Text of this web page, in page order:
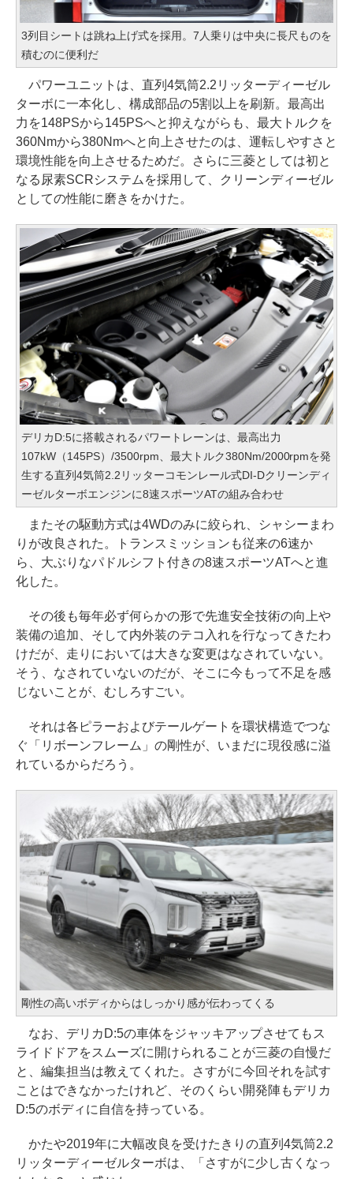
3列目シートは跳ね上げ式を採用。7人乗りは中央に長尺ものを
積むのに便利だ
パワーユニットは、直列4気筒2.2リッターディーゼル
ターボに一本化し、構成部品の5割以上を刷新。最高出
力を148PSから145PSへと抑えながらも、最大トルクを
360Nmから380Nmへと向上させたのは、運転しやすさと
環境性能を向上させるためだ。さらに三菱としては初と
なる尿素SCRシステムを採用して、クリーンディーゼル
としての性能に磨きをかけた。
デリカD:5に搭載されるパワートレーンは、最高出力
107kW（145PS）/3500rpm、最大トルク380Nm/2000rpmを発
生する直列4気筒2.2リッターコモンレール式DI-Dクリーンディ
ーゼルターボエンジンに8速スポーツATの組み合わせ
またその駆動方式は4WDのみに絞られ、シャシーまわ
りが改良された。トランスミッションも従来の6速か
ら、大ぶりなパドルシフト付きの8速スポーツATへと進
化した。
その後も毎年必ず何らかの形で先進安全技術の向上や
装備の追加、そして内外装のテコ入れを行なってきたわ
けだが、走りにおいては大きな変更はなされていない。
そう、なされていないのだが、そこに今もって不足を感
じないことが、むしろすごい。
それは各ピラーおよびテールゲートを環状構造でつな
ぐ「リボーンフレーム」の剛性が、いまだに現役感に溢
れているからだろう。
剛性の高いボディからはしっかり感が伝わってくる
なお、デリカD:5の車体をジャッキアップさせてもス
ライドドアをスムーズに開けられることが三菱の自慢だ
と、編集担当は教えてくれた。さすがに今回それを試す
ことはできなかったけれど、そのくらい開発陣もデリカ
D:5のボディに自信を持っている。
かたや2019年に大幅改良を受けたきりの直列4気筒2.2
リッターディーゼルターボは、「さすがに少し古くなっ